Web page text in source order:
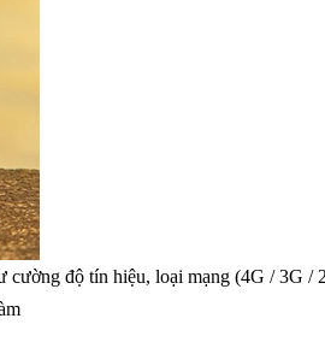
cường độ tín hiệu, loại mạng (4G / 3G /